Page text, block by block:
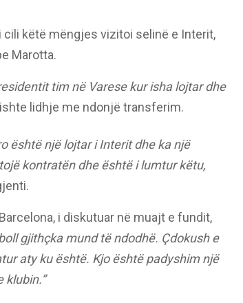
cili këtë mëngjes vizitoi selinë e Interit,
Marotta.
tim në Varese kur isha lojtar dhe
lidhje me ndonjë transferim.
është një lojtar i Interit dhe ka një
kontratën dhe është i lumtur këtu,
i diskutuar në muajt e fundit,
gjithçka mund të ndodhë. Çdokush e
aty ku është. Kjo është padyshim një
klubin.”